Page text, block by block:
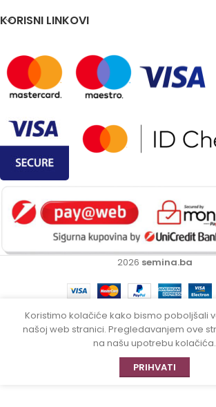
KORISNI LINKOVI
2026 semina.ba
Koristimo kolačiće kako bismo poboljšali
našoj web stranici. Pregledavanjem ove
na našu upotrebu kolačića.
PRIHVATI